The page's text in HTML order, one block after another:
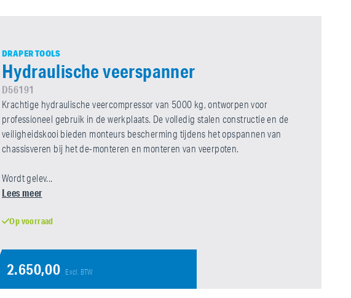
DRAPER TOOLS
Hydraulische veerspanner
D56191
Krachtige hydraulische veercompressor van 5000 kg, ontworpen voor
professioneel gebruik in de werkplaats. De volledig stalen constructie en de
veiligheidskooi bieden monteurs bescherming tijdens het opspannen van
chassisveren bij het de-monteren en monteren van veerpoten.
Wordt gelev...
Lees meer
Op voorraad
2.650,00 Excl. BTW